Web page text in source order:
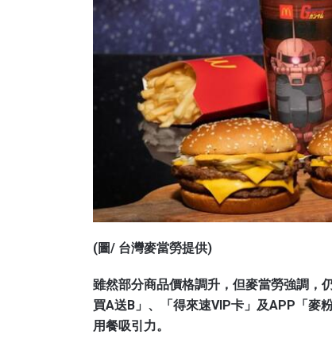
(圖/ 台灣麥當勞提供)
雖然部分商品價格調升，但麥當勞強調，
買A送B」、「得來速VIP卡」及APP「麥
用餐吸引力。